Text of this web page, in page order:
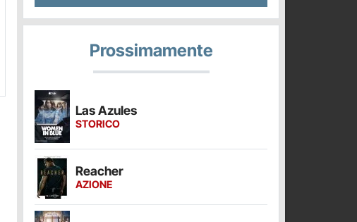
Prossimamente
Las Azules
STORICO
Reacher
AZIONE